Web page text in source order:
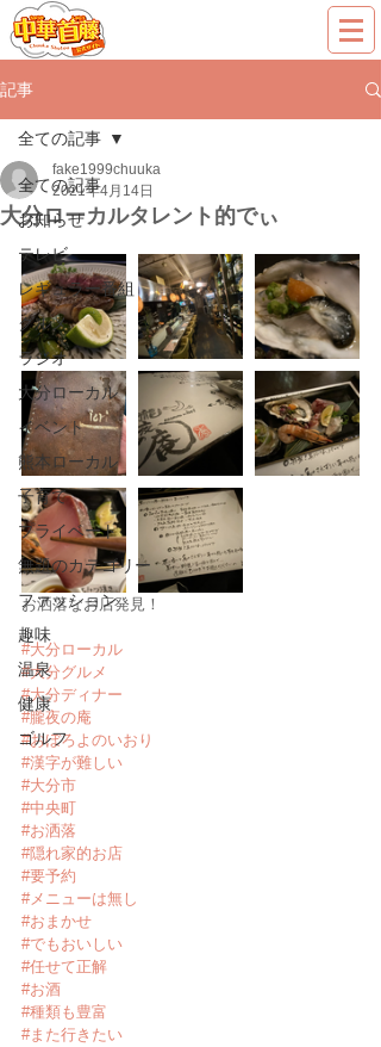
記事
全ての記事
お知らせ
テレビ
レギュラー番組
グルメ
ラジオ
大分ローカル
イベント
熊本ローカル
子育て
プライベート
無題のカテゴリー
ファッション
趣味
温泉
健康
ゴルフ
全ての記事
大分ローカルタレント的でぃ
fake1999chuuka
2021年4月14日
お洒落なお店発見！
#大分ローカル
#大分グルメ
#大分ディナー
#朧夜の庵
#おぼろよのいおり
#漢字が難しい
#大分市
#中央町
#お洒落
#隠れ家的お店
#要予約
#メニューは無し
#おまかせ
#でもおいしい
#任せて正解
#お酒
#種類も豊富
#また行きたい